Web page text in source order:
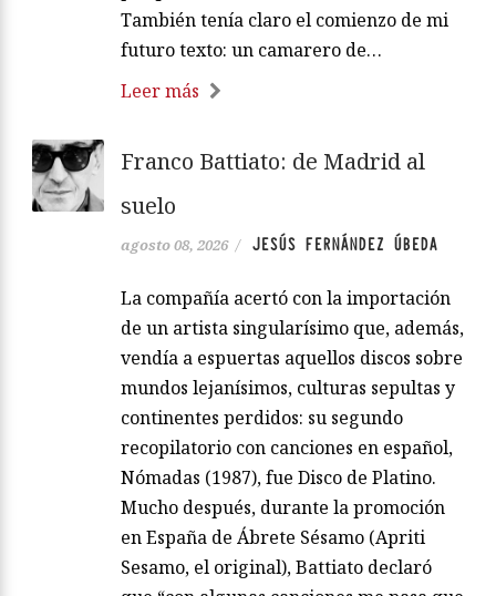
También tenía claro el comienzo de mi
futuro texto: un camarero de…
Leer más
Franco Battiato: de Madrid al
suelo
agosto 08, 2026 / JESÚS FERNÁNDEZ ÚBEDA
La compañía acertó con la importación
de un artista singularísimo que, además,
vendía a espuertas aquellos discos sobre
mundos lejanísimos, culturas sepultas y
continentes perdidos: su segundo
recopilatorio con canciones en español,
Nómadas (1987), fue Disco de Platino.
Mucho después, durante la promoción
en España de Ábrete Sésamo (Apriti
Sesamo, el original), Battiato declaró